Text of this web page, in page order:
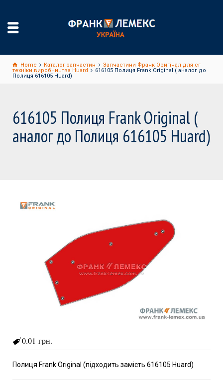
Home Каталог запчастин
Запчастини Франк Оригінал для сг
техніки виробництва Huard
616105 Полиця Frank Original ( аналог до
Полиця 616105 Huard)
616105 Полиця Frank Original (
аналог до Полиця 616105 Huard)
0.01 грн.
Полиця Frank Original (підходить замість 616105 Huard)